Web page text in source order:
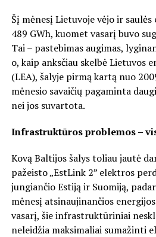
Šį mėnesį Lietuvoje vėjo ir
489 GWh, kuomet vasarį buvo
Tai – pastebimas augimas,
o, kaip anksčiau skelbė Lietuvos
(LEA), šalyje pirmą kartą nuo
mėnesio savaičių pagaminta
nei jos suvartota.
Infrastruktūros problemos –
Kovą Baltijos šalys toliau jautė
pažeisto „EstLink 2” elektros
jungiančio Estiją ir Suomiją,
mėnesį atsinaujinančios
vasarį, šie infrastruktūriniai
neleidžia maksimaliai sumažinti